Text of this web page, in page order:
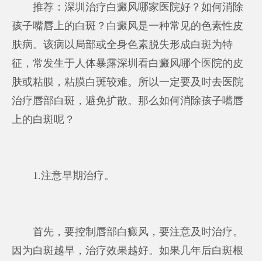
推荐：深圳治疗白癜风哪家医院好？如何消除
孩子嘴唇上的白斑？白癜风是一种常见的色素性皮
肤病。该病以局部或全身色素脱失形成白斑为特
征，常发生于人体暴露深圳看白癜风哪个医院的皮
肤或粘膜，粘膜白斑较难。所以一定要及时去医院
治疗唇部白斑，避免扩散。那么如何消除孩子嘴唇
上的白斑呢？
1.注意早期治疗。
首先，要控制唇部白癜风，要注意及时治疗。
因为白斑越早，治疗效果越好。如果几年后白斑根